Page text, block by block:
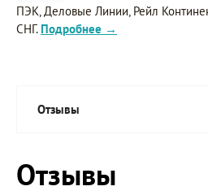
ПЭК, Деловые Линии, Рейл
СНГ. Подробнее →
Отзывы
Отзывы